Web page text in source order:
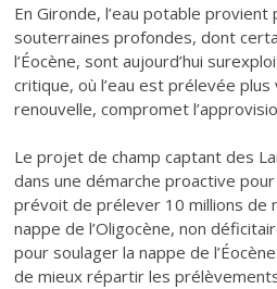
En Gironde, l’eau potable
souterraines profondes, dont
l’Éocène, sont aujourd’hui
critique, où l’eau est prélevée plus
renouvelle, compromet
Le projet de champ captant des
dans une démarche proactive
prévoit de prélever 10 millions de
nappe de l’Oligocène, non
pour soulager la nappe de
de mieux répartir les